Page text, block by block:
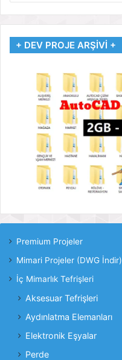
+ DEV PROJE ARŞİVİ +
Premium Projeler
Mimari Projeler (DWG İndir)
İç Mimarlık Tefrişleri
Aksesuar Tefrişleri
Aydınlatma Elemanları
Elektronik Eşyalar
Perde